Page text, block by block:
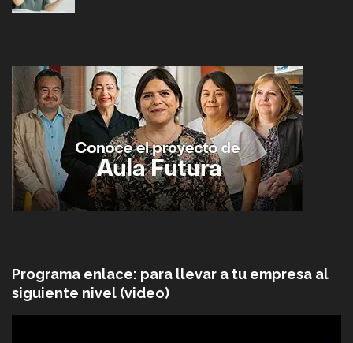
Programa enlace: para llevar a tu empresa al
siguiente nivel (video)